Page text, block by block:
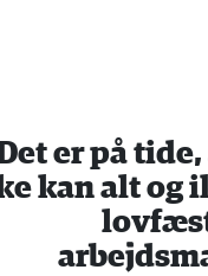
er på
kan alt og